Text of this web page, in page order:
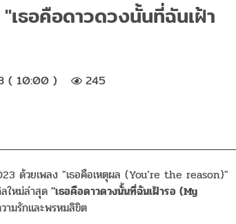
ธอคือดาวดวงนั้นที่ฉันเฝ้า
( 10:00 ) 245
ด้วยเพลง "เธอคือเหตุผล (You’re the reason)"
ใหม่ล่าสุด"เธอคือดาวดวงนั้นที่ฉันเฝ้ารอ (My
ามรักและพรหมลิขิต